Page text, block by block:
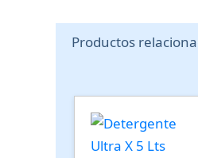
Productos